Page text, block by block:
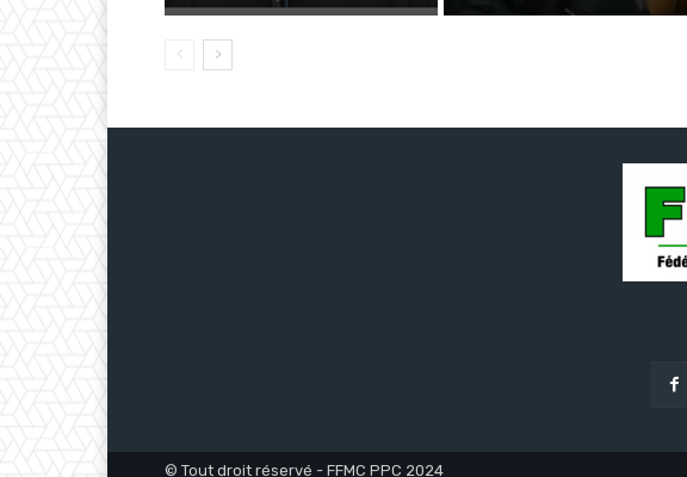
© Tout droit réservé - FFMC PPC 2024